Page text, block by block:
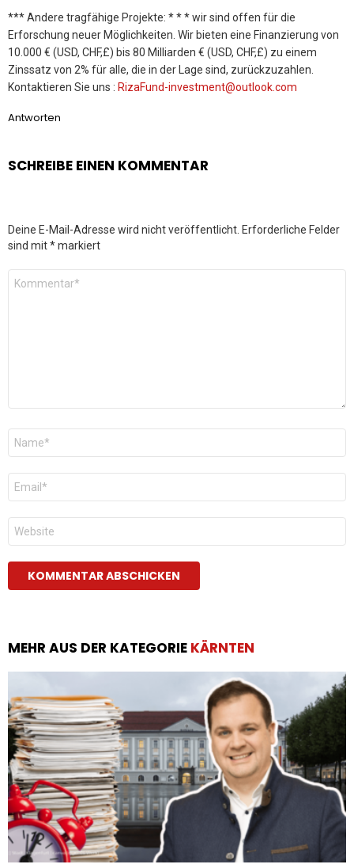
*** Andere tragfähige Projekte: * * * wir sind offen für die
Erforschung neuer Möglichkeiten. Wir bieten eine Finanzierung von
10.000 € (USD, CHF,£) bis 80 Milliarden € (USD, CHF,£) zu einem
Zinssatz von 2% für alle, die in der Lage sind, zurückzuzahlen.
Kontaktieren Sie uns : RizaFund-investment@outlook.com
Antworten
SCHREIBE EINEN KOMMENTAR
Deine E-Mail-Adresse wird nicht veröffentlicht. Erforderliche Felder
sind mit*markiert
Kommentar
Name
E-
Mail
*
Website
MEHR AUS DER KATEGORIE KÄRNTEN